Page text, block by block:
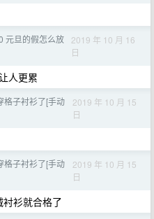
元旦的假怎么放
2019 年 10 月 16
日
人更累
格子衬衫了[手动
2019 年 10 月 15
日
格子衬衫了[手动
2019 年 10 月 15
日
衫就合格了